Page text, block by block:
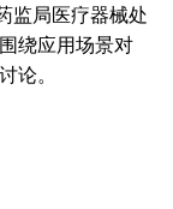
监局医疗器械处
绕应用场景对
论。